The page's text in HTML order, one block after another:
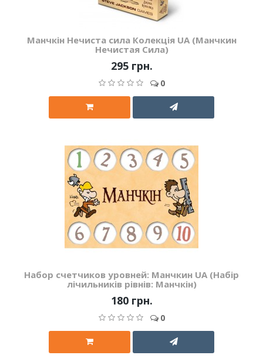
Манчкін Нечиста сила Колекція UA (Манчкин
Нечистая Сила)
295 грн.
0
Набор счетчиков уровней: Манчкин UA (Набір
лічильників рівнів: Манчкін)
180 грн.
0